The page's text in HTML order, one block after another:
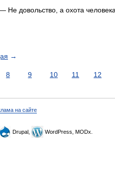
Не довольство, а охота
→
8 9 10 11 12
на сайте
Drupal, WordPress, MODx.